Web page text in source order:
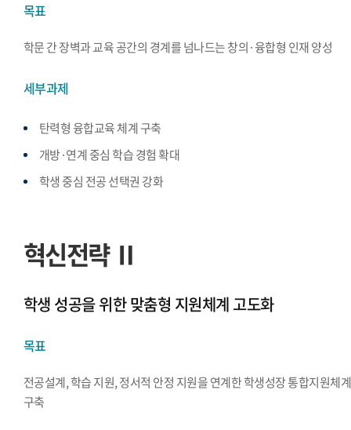
목표
학문 간 장벽과 교육 공간의 경계를 넘나드는 창의·융합형 인재 양성
세부과제
탄력형 융합교육 체계 구축
개방·연계 중심 학습 경험 확대
학생 중심 전공 선택권 강화
혁신전략 Ⅱ
학생 성공을 위한 맞춤형 지원체계 고도화
목표
전공설계, 학습 지원, 정서적 안정 지원을 연계한 학생성장 통합지원체계
구축